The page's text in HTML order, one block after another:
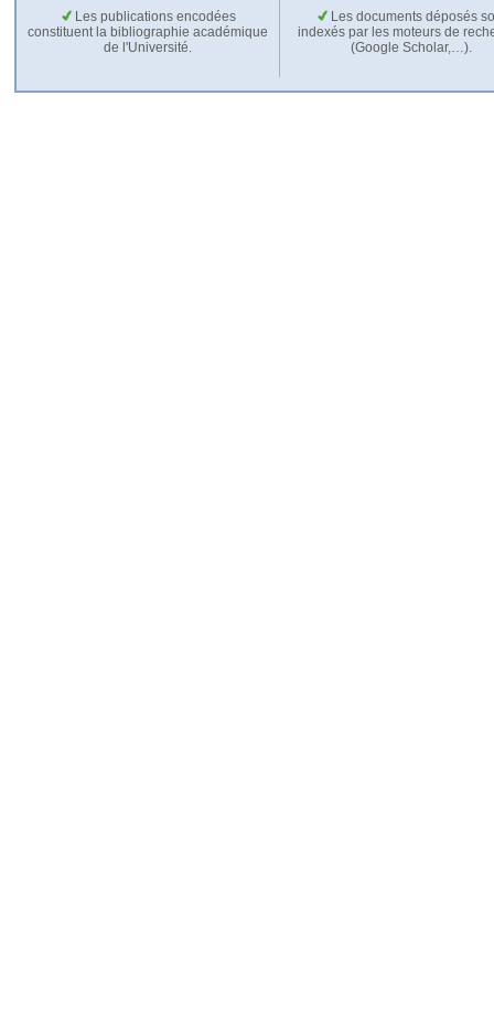
Les publications encodées
constituent la bibliographie académique
de l'Université.
Les documents déposés
indexés par les moteurs de
(Google Scholar,…).